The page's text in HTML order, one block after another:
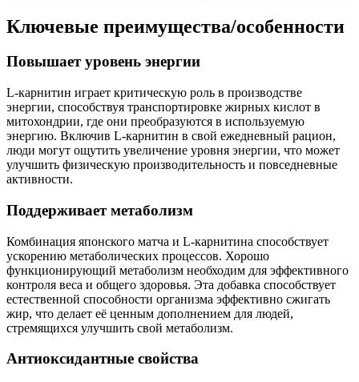
Ключевые преимущества/особенности
Повышает уровень энергии
L-карнитин играет критическую роль в производстве
энергии, способствуя транспортировке жирных кислот в
митохондрии, где они преобразуются в используемую
энергию. Включив L-карнитин в свой ежедневный рацион,
люди могут ощутить увеличение уровня энергии, что может
улучшить физическую производительность и повседневные
активности.
Поддерживает метаболизм
Комбинация японского матча и L-карнитина способствует
ускорению метаболических процессов. Хорошо
функционирующий метаболизм необходим для эффективного
контроля веса и общего здоровья. Эта добавка способствует
естественной способности организма эффективно сжигать
жир, что делает её ценным дополнением для людей,
стремящихся улучшить свой метаболизм.
Антиоксидантные свойства